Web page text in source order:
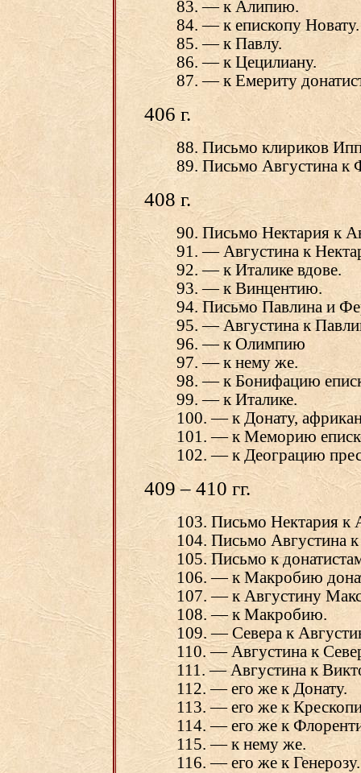
83. — к Алипию.
84. — к епископу Новату.
85. — к Павлу.
86. — к Цецилиану.
87. — к Емериту
406 г.
88. Письмо клириков
89. Письмо Августина к
408 г.
90. Письмо Нектария к
91. — Августина к
92. — к Италике вдове.
93. — к Винцентию.
94. Письмо Павлина и
95. — Августина к
96. — к Олимпию
97. — к нему же.
98. — к Бонифацию
99. — к Италике.
100. — к Донату,
101. — к Меморию
102. — к Деограцию
409 – 410 гг.
103. Письмо Нектария к
104. Письмо Августина
105. Письмо к
106. — к Макробию
107. — к Августину
108. — к Макробию.
109. — Севера к
110. — Августина к
111. — Августина к
112. — его же к Донату.
113. — его же к
114. — его же к
115. — к нему же.
116. — его же к Генерозу.